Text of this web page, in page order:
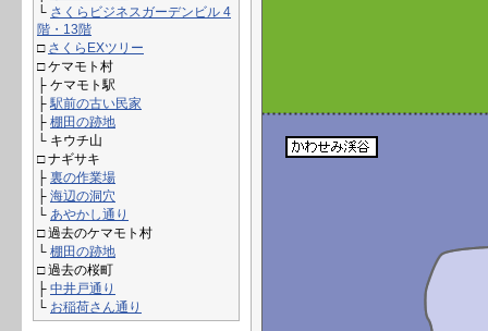
└ さくらビジネスガーデンビル 4
階・13階
□ さくらEXツリー
□ ケマモト村
├ ケマモト駅
├駅前の古い民家
├ 棚田の跡地
└ キウチ山
□ ナギサキ
├ 裏の作業場
├ 海辺の洞穴
└ あやかし通り
□ 過去のケマモト村
└ 棚田の跡地
□ 過去の桜町
├ 中井戸通り
└ お稲荷さん通り